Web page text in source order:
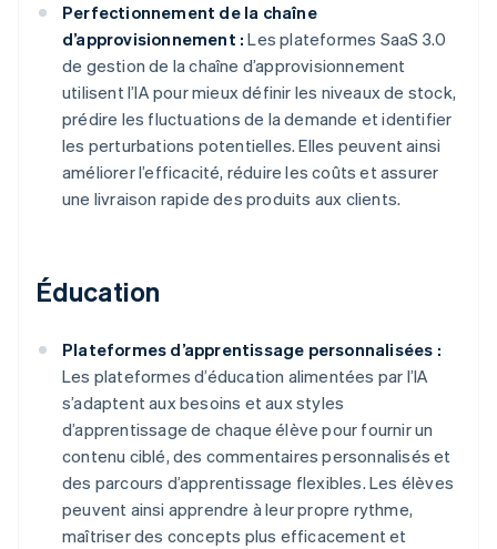
Perfectionnement de la chaîne
d’approvisionnement : Les plateformes SaaS 3.0
de gestion de la chaîne d’approvisionnement
utilisent l’IA pour mieux définir les niveaux de stock,
prédire les fluctuations de la demande et identifier
les perturbations potentielles. Elles peuvent ainsi
améliorer l’efficacité, réduire les coûts et assurer
une livraison rapide des produits aux clients.
Éducation
Plateformes d’apprentissage personnalisées :
Les plateformes d’éducation alimentées par l’IA
s’adaptent aux besoins et aux styles
d’apprentissage de chaque élève pour fournir un
contenu ciblé, des commentaires personnalisés et
des parcours d’apprentissage flexibles. Les élèves
peuvent ainsi apprendre à leur propre rythme,
maîtriser des concepts plus efficacement et